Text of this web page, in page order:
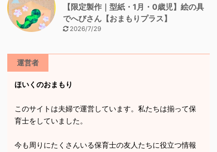
【限定製作｜型紙・1月・0歳児】絵の具
でへびさん【おまもりプラス】
2026/7/29
運営者
ほいくのおまもり
このサイトは夫婦で運営しています。私たちは揃って保
育士をしていました。
今も周りにたくさんいる保育士の友人たちに役立つ情報